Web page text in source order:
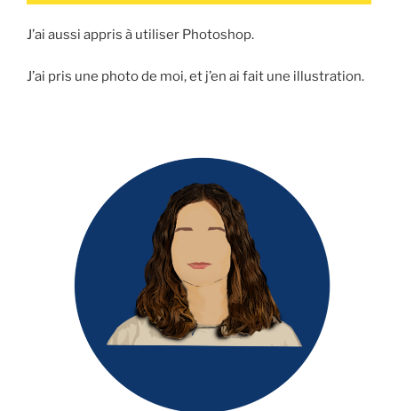
J’ai aussi appris à utiliser Photoshop.
J’ai pris une photo de moi, et j’en ai fait une illustration.